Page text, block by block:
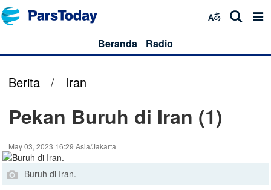
Beranda Radio
Berita / Iran
Pekan Buruh di Iran (1)
May 03, 2023 16:29 Asia/Jakarta
Buruh di Iran.